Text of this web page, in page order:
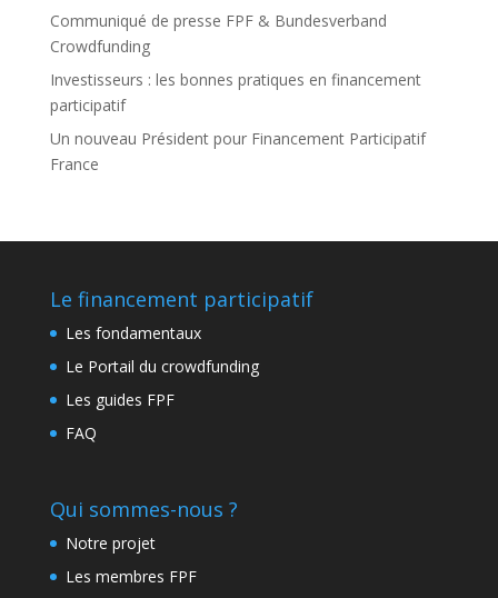
Communiqué de presse FPF & Bundesverband
Crowdfunding
Investisseurs : les bonnes pratiques en financement
participatif
Un nouveau Président pour Financement Participatif
France
Le financement participatif
Les fondamentaux
Le Portail du crowdfunding
Les guides FPF
FAQ
Qui sommes-nous ?
Notre projet
Les membres FPF